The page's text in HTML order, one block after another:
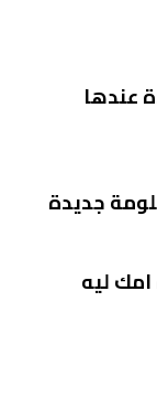
عندها
جديدة
ليه